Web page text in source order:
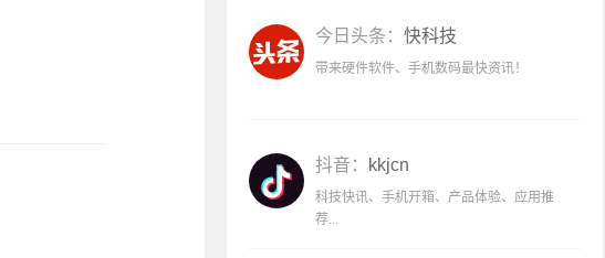
今日头条： 快科技
带来硬件软件、手机数码最快资讯！
抖音： kkjcn
科技快讯、手机开箱、产品体验、应用推
荐...